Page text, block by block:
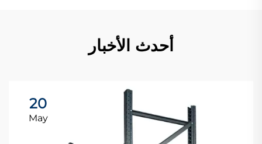
أحدث الأخبار
20
May